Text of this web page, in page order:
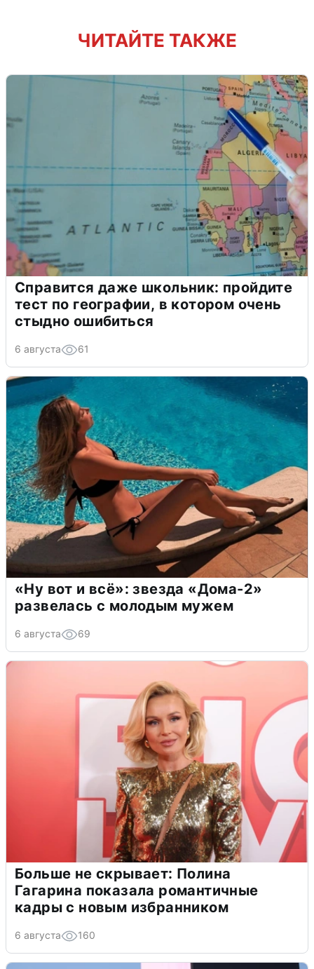
ЧИТАЙТЕ ТАКЖЕ
Справится даже школьник: пройдите
тест по географии, в котором очень
стыдно ошибиться
6 августа 61
«Ну вот и всё»: звезда «Дома-2»
развелась с молодым мужем
6 августа 69
Больше не скрывает: Полина
Гагарина показала романтичные
кадры с новым избранником
6 августа 160